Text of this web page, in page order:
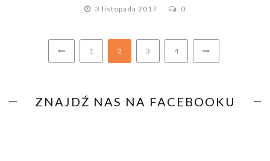
3 listopada 2017
0
1 2 3 4
ZNAJDŹ NAS NA FACEBOOKU